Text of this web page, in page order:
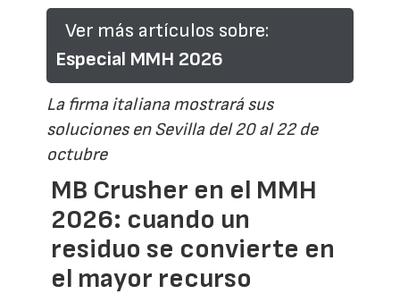
Ver más artículos sobre:
Especial MMH 2026
La firma italiana mostrará sus
soluciones en Sevilla del 20 al 22 de
octubre
MB Crusher en el MMH
2026: cuando un
residuo se convierte en
el mayor recurso